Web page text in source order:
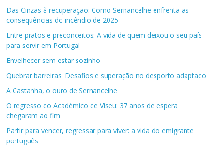
Das Cinzas à recuperação: Como Sernancelhe enfrenta as
consequências do incêndio de 2025
Entre pratos e preconceitos: A vida de quem deixou o seu país
para servir em Portugal
Envelhecer sem estar sozinho
Quebrar barreiras: Desafios e superação no desporto adaptado
A Castanha, o ouro de Sernancelhe
O regresso do Académico de Viseu: 37 anos de espera
chegaram ao fim
Partir para vencer, regressar para viver: a vida do emigrante
português